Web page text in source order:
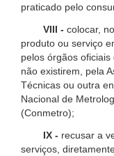
praticado pelo
VIII - colocar,
produto ou serviço
pelos órgãos
não existirem, pela
Técnicas ou outra
Nacional de
(Conmetro);
IX - recusar a
serviços,